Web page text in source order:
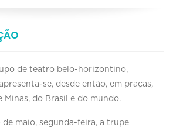
de teatro belo-horizontino,
se, desde então, em praças,
Minas, do Brasil e do mundo.
maio, segunda-feira, a trupe